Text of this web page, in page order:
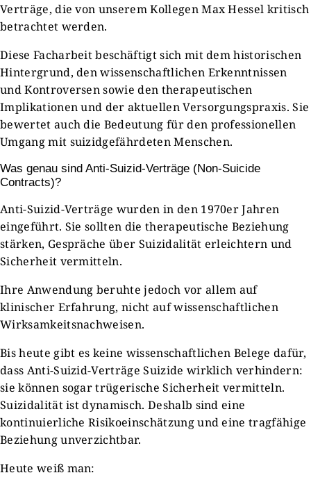
Verträge, die von unserem Kollegen Max Hessel kritisch
betrachtet werden.
Diese Facharbeit beschäftigt sich mit dem historischen
Hintergrund, den wissenschaftlichen Erkenntnissen
und Kontroversen sowie den therapeutischen
Implikationen und der aktuellen Versorgungspraxis. Sie
bewertet auch die Bedeutung für den professionellen
Umgang mit suizidgefährdeten Menschen.
Was genau sind Anti-Suizid-Verträge (Non-Suicide
Contracts)?
Anti-Suizid-Verträge wurden in den 1970er Jahren
eingeführt. Sie sollten die therapeutische Beziehung
stärken, Gespräche über Suizidalität erleichtern und
Sicherheit vermitteln.
Ihre Anwendung beruhte jedoch vor allem auf
klinischer Erfahrung, nicht auf wissenschaftlichen
Wirksamkeitsnachweisen.
Bis heute gibt es keine wissenschaftlichen Belege dafür,
dass Anti-Suizid-Verträge Suizide wirklich verhindern:
sie können sogar trügerische Sicherheit vermitteln.
Suizidalität ist dynamisch. Deshalb sind eine
kontinuierliche Risikoeinschätzung und eine tragfähige
Beziehung unverzichtbar.
Heute weiß man: